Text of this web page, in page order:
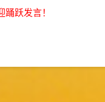
踊跃发言！